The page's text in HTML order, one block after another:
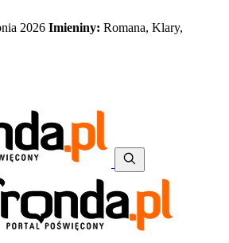
2026 Imieniny: Romana, Klary,